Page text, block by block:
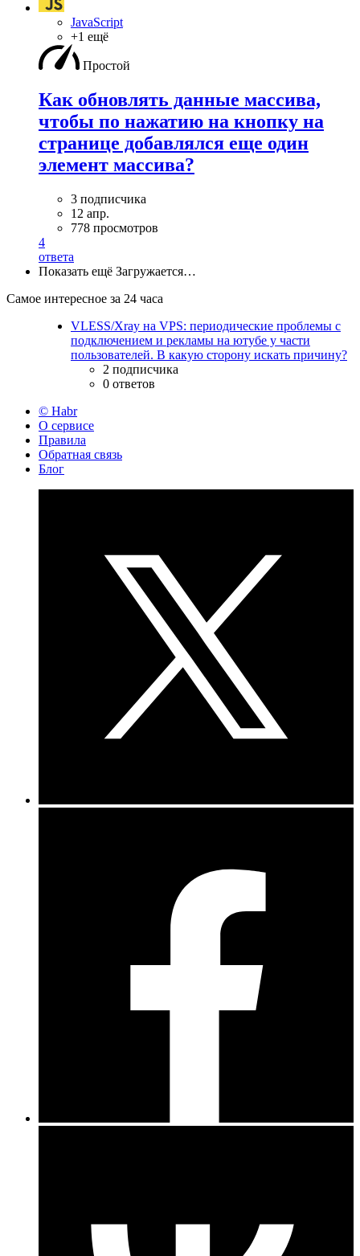
JavaScript
+1 ещё
Простой
Как обновлять данные массива,
чтобы по нажатию на кнопку на
странице добавлялся еще один
элемент массива?
3 подписчика
12 апр.
778 просмотров
4
ответа
Показать ещё Загружается…
Самое интересное за 24 часа
VLESS/Xray на VPS: периодические проблемы с
подключением и рекламы на ютубе у части
пользователей. В какую сторону искать причину?
2 подписчика
0 ответов
© Habr
О сервисе
Правила
Обратная связь
Блог